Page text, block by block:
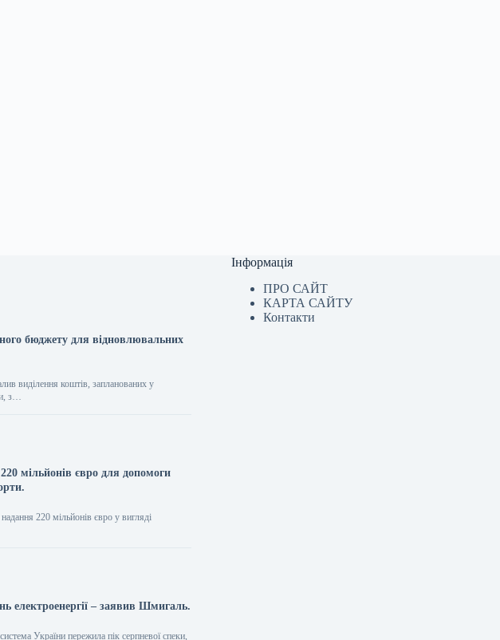
бюджету для відновлювальних
виділення коштів, запланованих у
з…
мільйонів євро для допомоги
220 мільйонів євро у вигляді
електроенергії – заявив Шмигаль.
України пережила пік серпневої спеки,
Інформація
ПРО САЙТ
КАРТА САЙТУ
Контакти